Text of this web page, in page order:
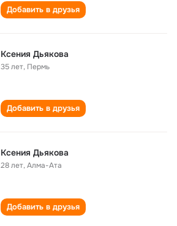
Добавить в друзья
Ксения Дьякова
35 лет, Пермь
Добавить в друзья
Ксения Дьякова
28 лет,Алма-Ата
Добавить в друзья